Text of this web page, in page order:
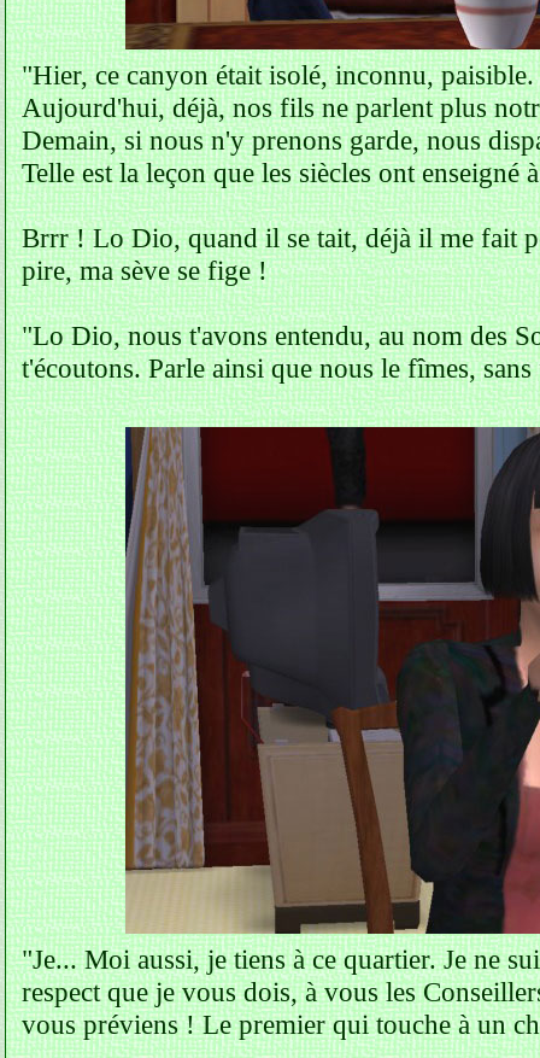
"Hier, ce canyon était isolé, inconnu, paisible.
Aujourd'hui, déjà, nos fils ne parlent plus
Demain, si nous n'y prenons garde, nous
Telle est la leçon que les siècles ont enseigné
Brrr ! Lo Dio, quand il se tait, déjà il me fait
pire, ma sève se fige !
"Lo Dio, nous t'avons entendu, au nom des
t'écoutons. Parle ainsi que nous le fîmes,
"Je... Moi aussi, je tiens à ce quartier. Je ne
respect que je vous dois, à vous les
vous préviens ! Le premier qui touche à un